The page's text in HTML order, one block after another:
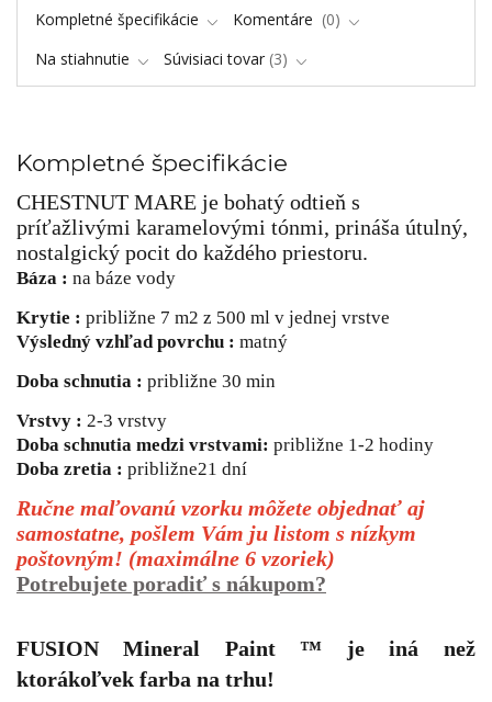
Kompletné špecifikácie Komentáre
0
Na stiahnutie
Súvisiaci tovar 3
Kompletné špecifikácie
CHESTNUT MARE je bohatý odtieň s
príťažlivými karamelovými tónmi, prináša útulný,
nostalgický pocit do každého priestoru.
Báza : na báze vody
Krytie : približne 7 m2 z 500 ml v jednej vrstve
Výsledný vzhľad povrchu : matný
Doba schnutia : približne 30 min
Vrstvy : 2-3 vrstvy
Doba schnutia medzi vrstvami: približne 1-2 hodiny
Doba zretia : približne21 dní
Ručne maľovanú vzorku môžete objednať aj
samostatne, pošlem Vám ju listom s nízkym
poštovným! (maximálne 6 vzoriek)
Potrebujete poradiť s nákupom?
FUSION Mineral Paint™ je iná než
ktorákoľvek farba na trhu!